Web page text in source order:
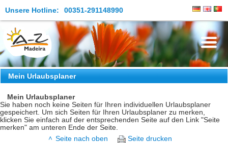
Unsere Hotline: 00351-291148990
Die Insel
Madeira Erleben
Aktuelles
Reiseangebote
Mein Urlaubsplaner
Mein Urlaubsplaner
Sie haben noch keine Seiten für Ihren individuellen Urlaubsplaner
gespeichert. Um sich Seiten für Ihren Urlaubsplaner zu merken,
klicken Sie einfach auf der entsprechenden Seite auf den Link "Seite
merken" am unteren Ende der Seite.
Seite nach oben
Seite drucken